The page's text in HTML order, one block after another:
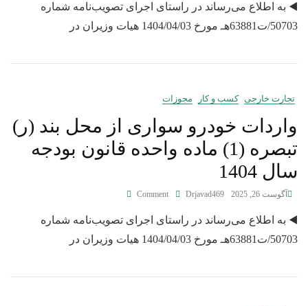
◀️ به اطلاع می‌رساند در راستای اجرای تصویب‌نامه شماره
50703/ت63881هـ مورخ 1404/04/03 هیات وزیران در
تجارت خارجی کسب و کار مجوزات
واردات خودرو سواری از محل بند (ر)
تبصره (1) ماده واحده قانون بودجه
سال 1404
آگوست 26, 2025 Drjavad469
Comment
◀️ به اطلاع می‌رساند در راستای اجرای تصویب‌نامه شماره
50703/ت63881هـ مورخ 1404/04/03 هیات وزیران در